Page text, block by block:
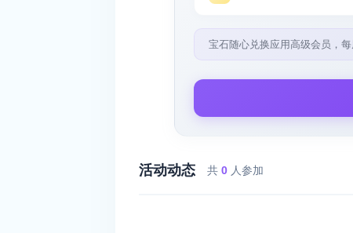
宝石随心兑换应用高级会员，
活动动态 共 0 人参加